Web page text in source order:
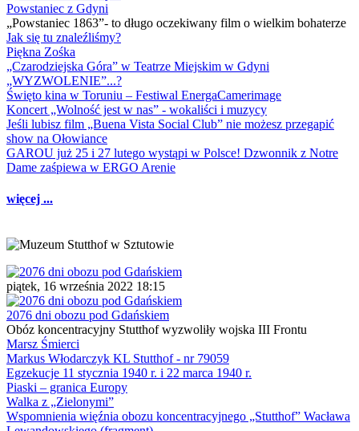
Powstaniec z Gdyni
„Powstaniec 1863”- to długo oczekiwany film o wielkim bohaterze
Jak się tu znaleźliśmy?
Piękna Zośka
„Czarodziejska Góra” w Teatrze Miejskim w Gdyni
„WYZWOLENIE”...?
Święto kina w Toruniu – Festiwal EnergaCamerimage
Koncert „Wolność jest w nas” - wokaliści i muzycy
Jeśli lubisz film „Buena Vista Social Club” nie możesz przegapić
show na Ołowiance
GAROU już 25 i 27 lutego wystąpi w Polsce! Dzwonnik z Notre
Dame zaśpiewa w ERGO Arenie
więcej ...
piątek, 16 września 2022 18:15
2076 dni obozu pod Gdańskiem
Obóz koncentracyjny Stutthof wyzwoliły wojska III Frontu
Marsz Śmierci
Markus Włodarczyk KL Stutthof - nr 79059
Egzekucje 11 stycznia 1940 r. i 22 marca 1940 r.
Piaski – granica Europy
Walka z „Zielonymi”
Wspomnienia więźnia obozu koncentracyjnego „Stutthof” Wacława